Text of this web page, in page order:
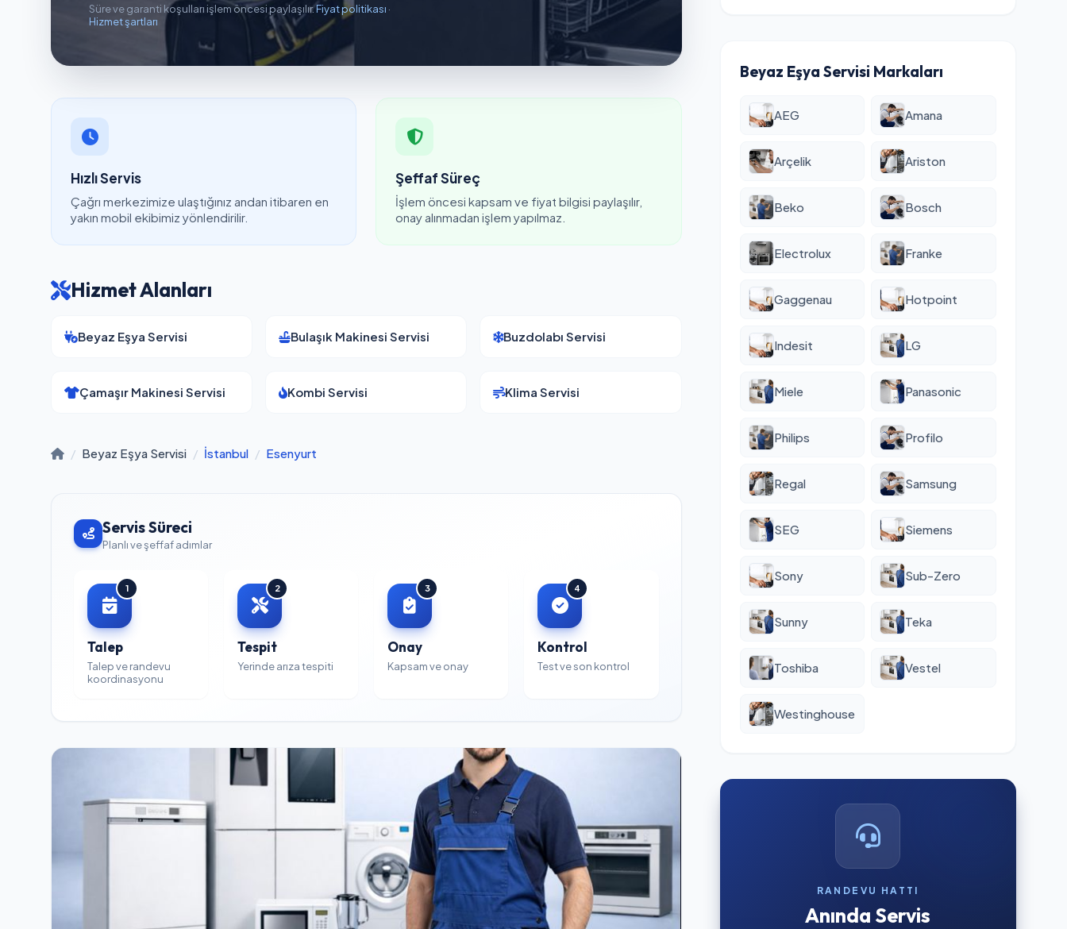
Süre ve garanti koşulları işlem öncesi paylaşılır.Fiyat politikası ·
Hizmet şartları
Hızlı Servis
Çağrı merkezimize ulaştığınız andan itibaren en
yakın mobil ekibimiz yönlendirilir.
Şeffaf Süreç
İşlem öncesi kapsam ve fiyat bilgisi paylaşılır,
onay alınmadan işlem yapılmaz.
Hizmet Alanları
Beyaz Eşya Servisi Bulaşık Makinesi Servisi Buzdolabı Servisi
Çamaşır Makinesi Servisi Kombi Servisi Klima Servisi
/ Beyaz Eşya Servisi / İstanbul / Esenyurt
Servis Süreci
Planlı ve şeffaf adımlar
1
Talep
Talep ve randevu
koordinasyonu
2
Tespit
Yerinde arıza tespiti
3
Onay
Kapsam ve onay
4
Kontrol
Test ve son kontrol
Beyaz Eşya Servisi Markaları
AEG Amana
Arçelik Ariston
Beko Bosch
Electrolux Franke
Gaggenau Hotpoint
Indesit LG
Miele Panasonic
Philips Profilo
Regal Samsung
SEG Siemens
Sony Sub-Zero
Sunny Teka
Toshiba Vestel
Westinghouse
RANDEVU HATTI
Anında Servis